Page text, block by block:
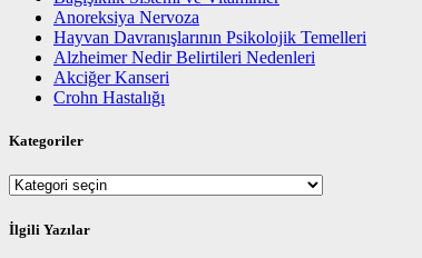
Anoreksiya Nervoza
Hayvan Davranışlarının Psikolojik Temelleri
Alzheimer Nedir Belirtileri Nedenleri
Akciğer Kanseri
Crohn Hastalığı
Kategoriler
Kategoriler
İlgili Yazılar